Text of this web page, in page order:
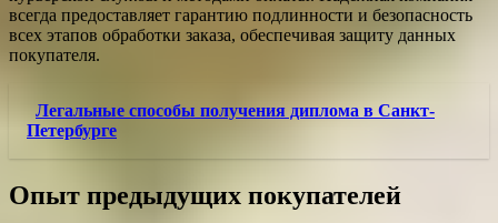
всегда предоставляет гарантию подлинности и безопасность
всех этапов обработки заказа, обеспечивая защиту данных
покупателя.
Легальные способы получения диплома в Санкт-
Петербурге
Опыт предыдущих покупателей